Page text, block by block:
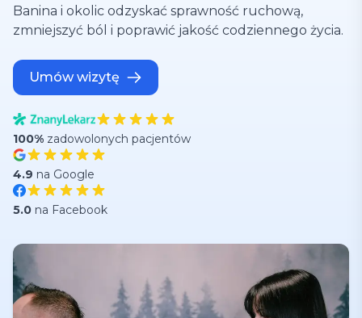
Banina i okolic odzyskać sprawność ruchową,
zmniejszyć ból i poprawić jakość codziennego życia.
Umów wizytę
100% zadowolonych pacjentów
4.9 na Google
5.0 na Facebook